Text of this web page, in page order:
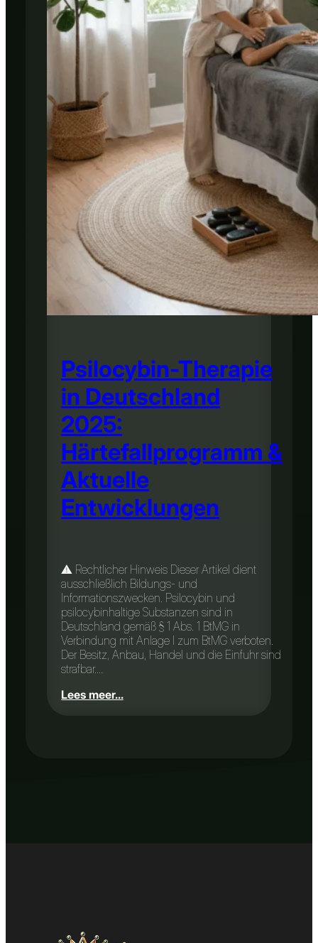
Psilocybin-Therapie
in Deutschland
2025:
Härtefallprogramm &
Aktuelle
Entwicklungen
⚠️ Rechtlicher Hinweis Dieser Artikel dient
ausschließlich Bildungs- und
Informationszwecken. Psilocybin und
psilocybinhaltige Substanzen sind in
Deutschland gemäß § 1 Abs. 1 BtMG in
Verbindung mit Anlage I zum BtMG verboten.
Der Besitz, Anbau, Handel und die Einfuhr sind
strafbar.…
Lees meer...